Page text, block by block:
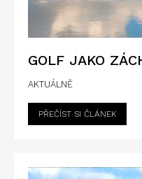
GOLF JAKO
AKTUÁLNĚ
PŘEČÍST SI ČLÁNEK